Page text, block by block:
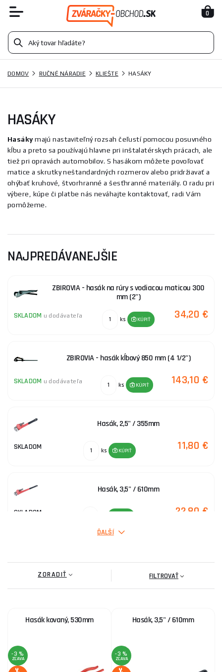
0
DOMOV RUČNÉ NÁRADIE KLIEŠTE HASÁKY
HASÁKY
Hasákymajú nastaviteľný rozsah čeľustí pomocou posuvného
kĺbu a preto sa používajú hlavne pri inštalatérskych prácach, ale
tiež pri opravách automobilov. S hasákom môžete povoľovať
matice a skrutky neštandardných rozmerov alebo pridržiavať a
ohýbať kruhové, štvorhranné a šesťhranné materiály. O radu pri
výbere, kúpe či platbe nás neváhajte kontaktovať, radi Vám
pomôžeme.
NAJPREDÁVANEJŠIE
ZBIROVIA - hasák na rúry s vodiacou maticou 300
mm (2")
SKLADOM u dodávateľa ks KÚPIŤ 34,20 €
ZBIROVIA - hasák kĺbový 850 mm (4 1/2")
SKLADOM u dodávateľa ks KÚPIŤ 143,10 €
Hasák, 2,5" / 355mm
SKLADOM ks KÚPIŤ 11,80 €
Hasák, 3,5" / 610mm
SKLADOM 22,80 €
SKLADOM u dodávateľa 69,90 €
ĎALŠÍ
ZORADIŤ FILTROVAŤ
Hasák kovaný, 530mm
-3 %
ZĽAVA
Hasák, 3,5" / 610mm
-3 %
ZĽAVA